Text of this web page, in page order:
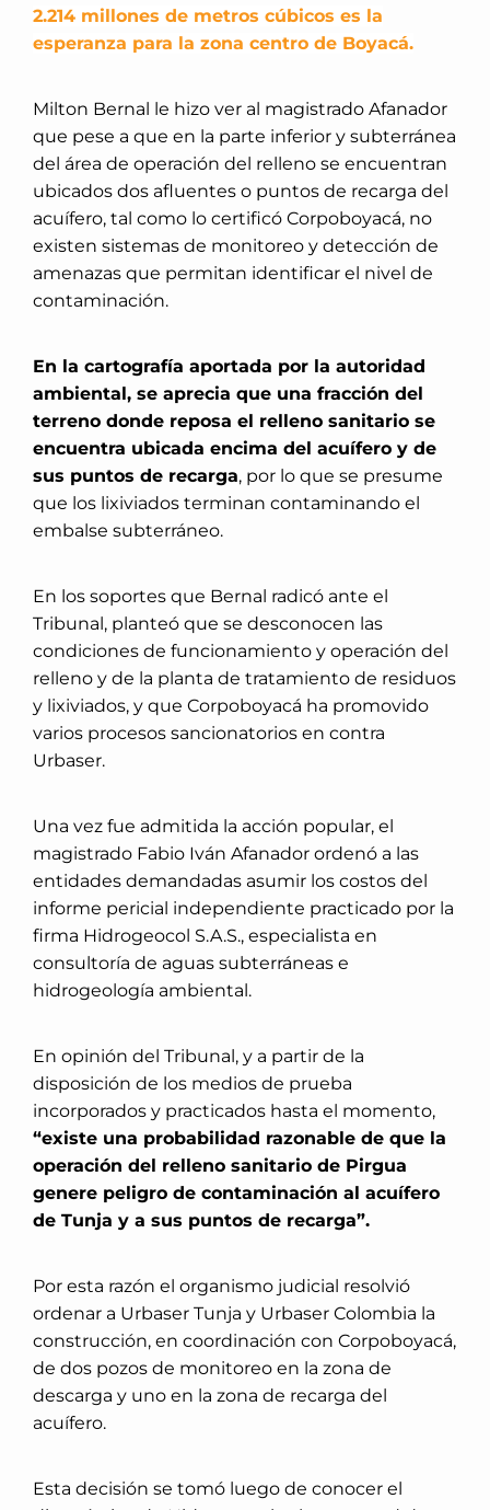
2.214 millones de metros cúbicos es la
esperanza para la zona centro de Boyacá.
Milton Bernal le hizo ver al magistrado Afanador
que pese a que en la parte inferior y subterránea
del área de operación del relleno se encuentran
ubicados dos afluentes o puntos de recarga del
acuífero, tal como lo certificó Corpoboyacá, no
existen sistemas de monitoreo y detección de
amenazas que permitan identificar el nivel de
contaminación.
En la cartografía aportada por la autoridad
ambiental, se aprecia que una fracción del
terreno donde reposa el relleno sanitario se
encuentra ubicada encima del acuífero y de
sus puntos de recarga, por lo que se presume
que los lixiviados terminan contaminando el
embalse subterráneo.
En los soportes que Bernal radicó ante el
Tribunal, planteó que se desconocen las
condiciones de funcionamiento y operación del
relleno y de la planta de tratamiento de residuos
y lixiviados, y que Corpoboyacá ha promovido
varios procesos sancionatorios en contra
Urbaser.
Una vez fue admitida la acción popular, el
magistrado Fabio Iván Afanador ordenó a las
entidades demandadas asumir los costos del
informe pericial independiente practicado por la
firma Hidrogeocol S.A.S., especialista en
consultoría de aguas subterráneas e
hidrogeología ambiental.
En opinión del Tribunal, y a partir de la
disposición de los medios de prueba
incorporados y practicados hasta el momento,
“existe una probabilidad razonable de que la
operación del relleno sanitario de Pirgua
genere peligro de contaminación al acuífero
de Tunja y a sus puntos de recarga”.
Por esta razón el organismo judicial resolvió
ordenar a Urbaser Tunja y Urbaser Colombia la
construcción, en coordinación con Corpoboyacá,
de dos pozos de monitoreo en la zona de
descarga y uno en la zona de recarga del
acuífero.
Esta decisión se tomó luego de conocer el